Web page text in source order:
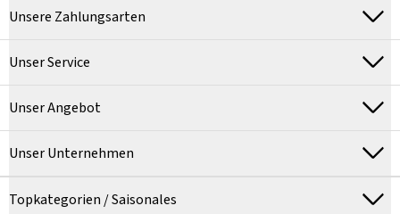
Unsere Zahlungsarten
Unser Service
Unser Angebot
Unser Unternehmen
Topkategorien / Saisonales